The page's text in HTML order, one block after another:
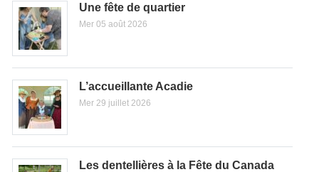
Une fête de quartier
Mer 05 août 2026
L’accueillante Acadie
Mer 29 juillet 2026
Les dentellières à la Fête du Canada